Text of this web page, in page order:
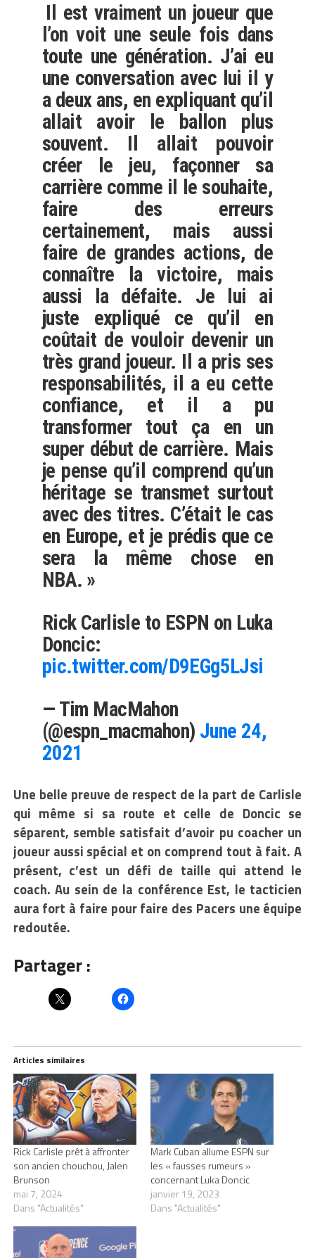
Il est vraiment un joueur que
l’on voit une seule fois dans
toute une génération. J’ai eu
une conversation avec lui il y
a deux ans, en expliquant qu’il
allait avoir le ballon plus
souvent. Il allait pouvoir
créer le jeu, façonner sa
carrière comme il le souhaite,
faire des erreurs
certainement, mais aussi
faire de grandes actions, de
connaître la victoire, mais
aussi la défaite. Je lui ai
juste expliqué ce qu’il en
coûtait de vouloir devenir un
très grand joueur. Il a pris ses
responsabilités, il a eu cette
confiance, et il a pu
transformer tout ça en un
super début de carrière. Mais
je pense qu’il comprend qu’un
héritage se transmet surtout
avec des titres. C’était le cas
en Europe, et je prédis que ce
sera la même chose en
NBA. »
Rick Carlisle to ESPN on Luka
Doncic:
pic.twitter.com/D9EGg5LJsi
— Tim MacMahon
(@espn_macmahon) June 24,
2021
Une belle preuve de respect de la part de Carlisle
qui même si sa route et celle de Doncic se
séparent, semble satisfait d’avoir pu coacher un
joueur aussi spécial et on comprend tout à fait. A
présent, c’est un défi de taille qui attend le
coach. Au sein de la conférence Est, le tacticien
aura fort à faire pour faire des Pacers une équipe
redoutée.
Partager :
Articles similaires
Rick Carlisle prêt à affronter
son ancien chouchou, Jalen
Brunson
mai 7, 2024
Dans "Actualités"
Mark Cuban allume ESPN sur
les « fausses rumeurs »
concernant Luka Doncic
janvier 19, 2023
Dans "Actualités"